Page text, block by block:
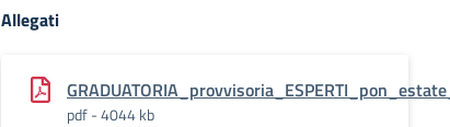
Allegati
pdf - 4044 kb